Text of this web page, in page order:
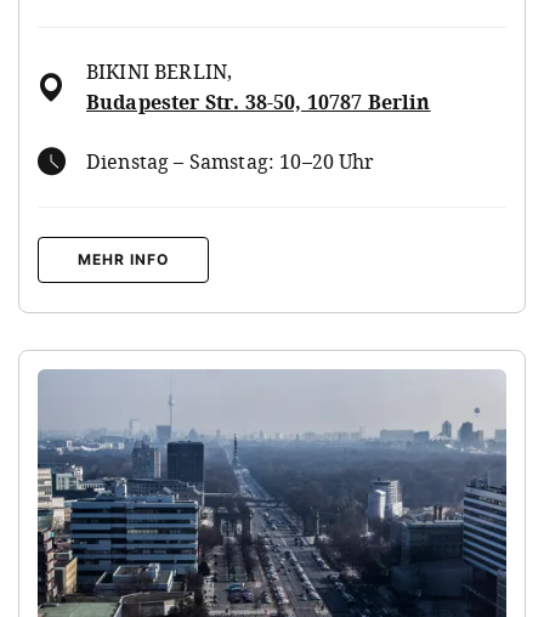
BIKINI BERLIN,
Budapester Str. 38-50, 10787 Berlin
Dienstag – Samstag: 10–20 Uhr
MEHR INFO